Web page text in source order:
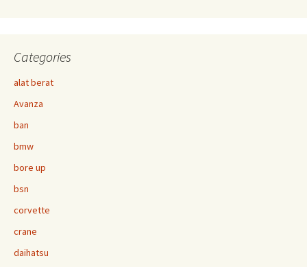
Categories
alat berat
Avanza
ban
bmw
bore up
bsn
corvette
crane
daihatsu